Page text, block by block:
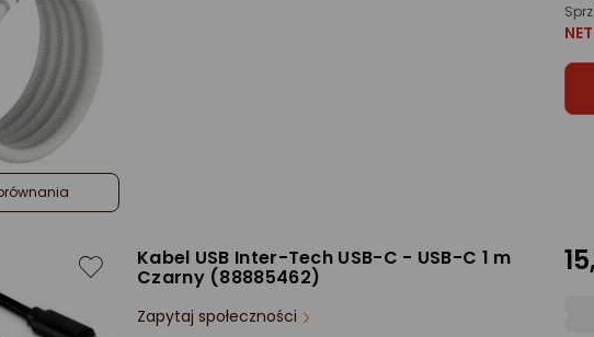
Kabel USB Inter-Tech USB-C - USB-C 1 m
Czarny (88885462)
Zapytaj społeczności